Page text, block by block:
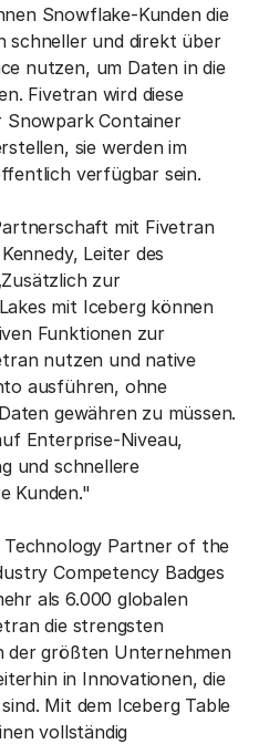
Snowflake-Kunden die
schneller und direkt über
nutzen, um Daten in die
Fivetran wird diese
Snowpark Container
sie werden im
verfügbar sein.
mit Fivetran
Leiter des
zur
mit Iceberg können
Funktionen zur
nutzen und native
ausführen, ohne
gewähren zu müssen.
Enterprise-Niveau,
und schnellere
Kunden."
Technology Partner of the
Competency Badges
als 6.000 globalen
die strengsten
der größten Unternehmen
in Innovationen, die
Mit dem Iceberg Table
vollständig